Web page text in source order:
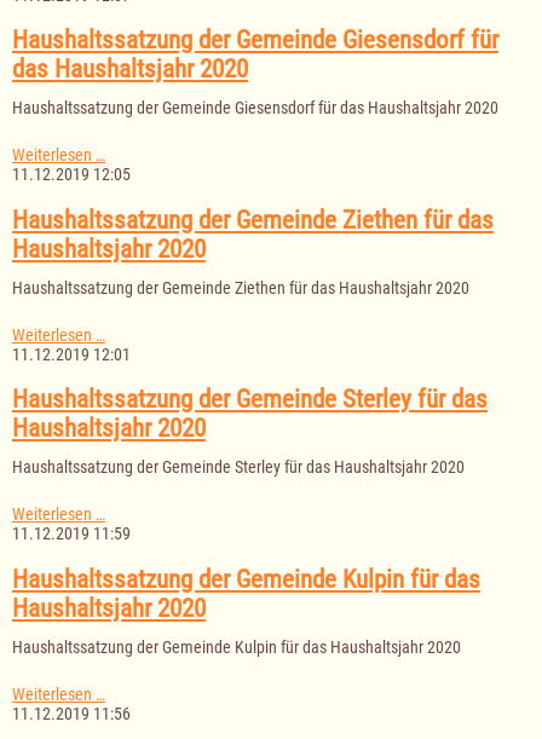
Römnitz
für
das
2020
Haushaltssatzung der Gemeinde Giesensdorf für
das Haushaltsjahr 2020
Haushaltssatzung der Gemeinde Giesensdorf für das Haushaltsjahr 2020
Weiterlesen …Haushaltssatzung
der
Giesensdorf
für
das
2020
11.12.2019 12:05
Haushaltssatzung der Gemeinde Ziethen für das
Haushaltsjahr 2020
Haushaltssatzung der Gemeinde Ziethen für das Haushaltsjahr 2020
Weiterlesen …
der
Ziethen
für
das
2020
11.12.2019 12:01
Haushaltssatzung der Gemeinde Sterley für das
Haushaltsjahr 2020
Haushaltssatzung der Gemeinde Sterley für das Haushaltsjahr 2020
Weiterlesen …
der
Sterley
für
das
2020
11.12.2019 11:59
Haushaltssatzung der Gemeinde Kulpin für das
Haushaltsjahr 2020
Haushaltssatzung der Gemeinde Kulpin für das Haushaltsjahr 2020
Weiterlesen …
der
11.12.2019 11:56